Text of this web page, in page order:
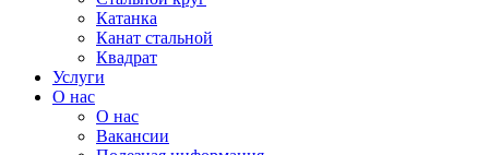
Катанка
Канат стальной
Квадрат
Услуги
О нас
О нас
Вакансии